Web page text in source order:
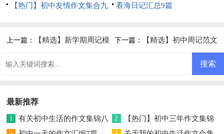
篇 【热门】初中友情作文集合九
看海日记汇总9篇
上一篇： 【精选】新学期周记模 下一篇： 【精选】初中周记范文
最新推荐
1
有关初中生活的作文集锦八
2
【热门】初中三年作文集锦